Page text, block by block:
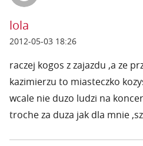
lola
2012-05-03 18:26
raczej kogos z zajazdu ,a ze
kazimierzu to miasteczko
wcale nie duzo ludzi na
troche za duza jak dla mnie